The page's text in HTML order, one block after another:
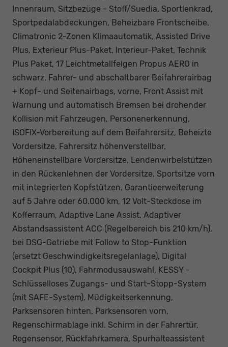
Innenraum, Sitzbezüge - Stoff/Suedia, Sportlenkrad,
Sportpedalabdeckungen, Beheizbare Frontscheibe,
Climatronic 2-Zonen Klimaautomatik, Assisted Drive
Plus, Exterieur Plus-Paket, Interieur-Paket, Technik
Plus Paket, 17 Leichtmetallfelgen Propus AERO in
schwarz, Fahrer- und abschaltbarer Beifahrerairbag
+ Kopf- und Seitenairbags, vorne, Front Assist mit
Warnung und automatisch Bremsen bei drohender
Kollision mit Fahrzeugen, Personenerkennung,
ISOFIX-Vorbereitung auf dem Beifahrersitz, Beheizte
Vordersitze, Fahrersitz höhenverstellbar,
Höheneinstellbare Vordersitze, Lendenwirbelstützen
in den Rückenlehnen der Vordersitze, Sportsitze vorn
mit integrierten Kopfstützen, Garantieerweiterung
auf 5 Jahre oder 60.000 km, 12 Volt-Steckdose im
Kofferraum, Adaptive Lane Assist, Adaptiver
Abstandsassistent ACC (Regelbereich bis 210 km/h),
bei DSG-Getriebe mit Follow to Stop-Funktion
(ersetzt Geschwindigkeitsregelanlage), Digital
Cockpit Plus (10), Fahrmodusauswahl, KESSY -
Schlüsselloses Zugangs- und Start-Stopp-System
(mit SAFE-System), Müdigkeitserkennung,
Parksensoren hinten, Parksensoren vorn,
Regenschirmablage inkl. Schirm in der Fahrertür,
Regensensor, Rückfahrkamera, Spurhalteassistent